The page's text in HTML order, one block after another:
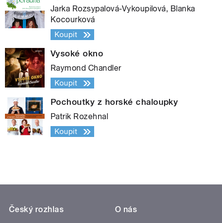
Jarka Rozsypalová-Vykoupilová, Blanka
Kocourková
Koupit
Vysoké okno
Raymond Chandler
Koupit
Pochoutky z horské chaloupky
Patrik Rozehnal
Koupit
Český rozhlas
O nás